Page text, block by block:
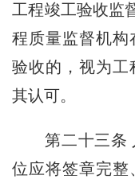
工程竣工验收监
程质量监督机构
验收的，视为工
其认可。
第二十三条
位应将签章完整